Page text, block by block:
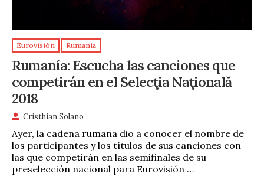
Eurovisión Rumanía
Rumanía: Escucha las canciones que
competirán en el Selecţia Naţională
2018
Cristhian Solano
Ayer, la cadena rumana dio a conocer el nombre de
los participantes y los títulos de sus canciones con
las que competirán en las semifinales de su
preselección nacional para Eurovisión …